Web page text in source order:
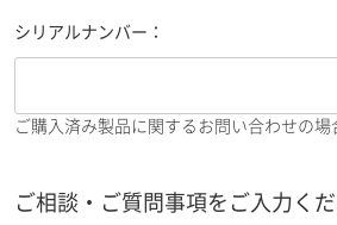
シリアルナンバー：
ご購入済み製品に関するお問い合わせの場
ご相談・ご質問事項をご入力くだ